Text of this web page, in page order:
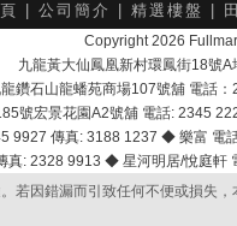
公司簡介 精選樓盤
Copyright 2026
九龍黃大仙鳳凰新村環鳳街18號
龍鑽石山龍蟠苑商場107號舖 電話
號宏景花園A2號舖 電話: 2345
9927 傳真: 3188 1237 ◆ 樂富 電
真: 2328 9913 ◆ 星河明居/悅庭
若因錯漏而引致任何不便或損失，